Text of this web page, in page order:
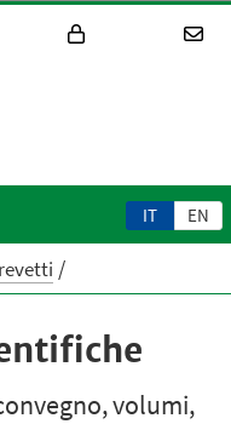
IT EN
volumi,